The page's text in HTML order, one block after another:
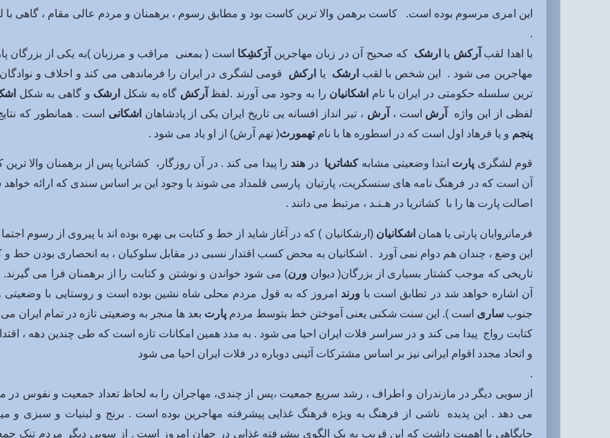
این امری مرسوم بوده است. کاست برهمن والا ترین کاست بود و مطابق رسوم ، برهمنان و مردم عالی مقام ، گاهی با
.
با اهدا لقب آرکش یا ارشک که صحیح آن در زبان مهاجرین آرَکشِکا است ( بمعنی مراقب و مرزبان )به یکی از بزرگان
مهاجرین می شود . این شخص با لقب ارشک یا ارکش
قومی لشگری در ایران را فرماندهی می کند و اخلاف و
ترین سلسله حکومتی در ایران با نام اشکانیان را به وجود می آورند .لفظ آرکش گاه به شکل ارشک و گاهی به شکل
لفظی از این واژه
آرش است ، آرش ، تیر انداز افسانه یی تاریخ ایران یکی از پادشاهان اشکانی است . همانطور که
پنجم و یا فرهاد اول است که در اسطوره ها با نامتهمورث( تهم آرش) از او یاد می شود .
قوم لشگری پارت ابتدا وضعیتی مشابهکشاتریا در هند را پیدا می کند . در آن روزگار، کشاتریا پس از برهمنان والا
آن است که در فرهنگ نامه های سنسکریت، پارتیان پارسی قلمداد می شوند با وجود این بر اساس سندی که ارائه خواهد
اصالت پارت ها را با کشاتریا در هـنـد ، مرتبط می دانند .
فرمانروایان پارتی یا همان اشکانیان (ارشکانیان ) که در آغاز شاید از خط و کتابت بی بهره بوده اند با پیروی از رسوم
این وضع ، چندان هم دوام نمی آورد . اشکانیان به محض کسب اقتدار نسبی در مقابل سلوکیان ، به انحصاری بودن خط
تاریخی که موجب کشتار بسیاری از بزرگان( دیوان ورن) می شود خواندن و نوشتن و کتابت را از برهمنان فرا می
آن اشاره خواهد شد در تطابق است با ورند امروز که به قول مردم محلی شاه نشین بوده است و روستایی با
جنوب ساری است ). این سنت شکنی یعنی آموختن خط بتوسط مردم پارت بعد ها منجر به وضعیتی تازه در تمام ایران
کتابت رواج پیدا می کند و در سراسر فلات ایران احیا می شود . به مدد همین امکانات تازه است که طی چندین دهه ،
و اتحاد مجدد اقوام ایرانی نیز بر اساس مشترکات آئینی دوباره در فلات ایران احیا می شود
.
از سویی دیگر در مازندران و اطراف ، رشد سریع جمعیت ،پس از چندی، مهاجران را به لحاظ تعداد جمعیت و نفوس در
می دهد . این پدیده ناشی از فرهنگ به ویژه فرهنگ غذایی پیشرفته مهاجرین بوده است . برنج و لبنیات و سبزی
جایگاهی با اهمیت داشت که این قریب به یک الگوی پیشرفته غذایی در جهان امروز است . از سویی دیگر مردم تنک